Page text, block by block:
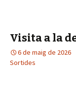
Visita a la
6 de maig de 2026
Sortides